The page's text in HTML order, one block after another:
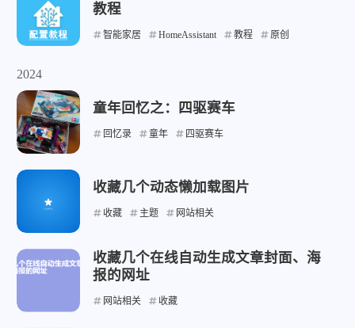
教程
智能家居 HomeAssistant 教程 原创
2024
童年回忆之：四驱赛车
回忆录 童年 四驱赛车
收藏几个动态懒加载图片
收藏 主题 网站相关
收藏几个在线自动生成文章封面、海
报的网址
网站相关 收藏